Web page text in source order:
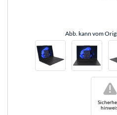
Abb. kann vom
!